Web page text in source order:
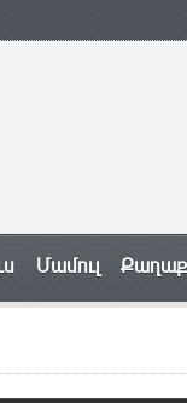
Մամուլ